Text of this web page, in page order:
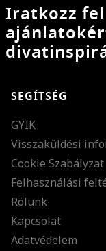
Iratkozz
SEGÍTSÉG
GYIK
Visszaküldési
Cookie Szabályzat
Felhasználási
Rólunk
Kapcsolat
Adatvédelem